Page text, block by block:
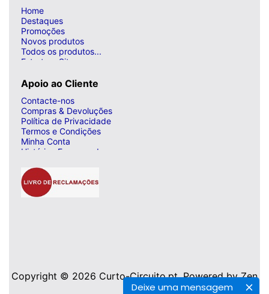
Deixe uma mensagem
Home
Destaques
Promoções
Novos produtos
Todos os produtos...
Estrutura Site
Apoio ao Cliente
Contacte-nos
Compras & Devoluções
Política de Privacidade
Termos e Condições
Minha Conta
Histórico Encomendas
Copyright © 2026 Curto-Circuito.pt. Powered byZen
Cart